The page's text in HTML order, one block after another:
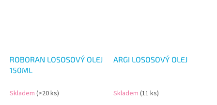
ROBORAN LOSOSOVÝ OLEJ
150ML
Skladem (>20 ks)
ARGI LOSOSOVÝ OLEJ
Skladem (11 ks)